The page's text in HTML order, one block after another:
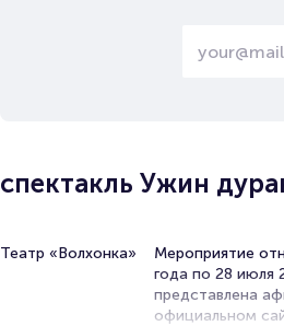
спектакль Ужин
Театр «Волхонка»
Мероприятие
года по 28 июля
представлена
официальном